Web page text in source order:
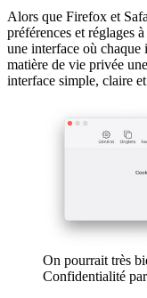
Alors que Firefox et
préférences et réglages
une interface où chaque
matière de vie privée
interface simple, claire
On pourrait très
Confidentialité